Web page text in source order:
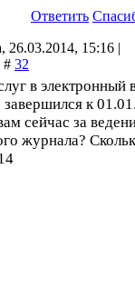
Ответить
26.03.2014, 15:16 |
# 32
в электронный
к
сейчас за
журнала?